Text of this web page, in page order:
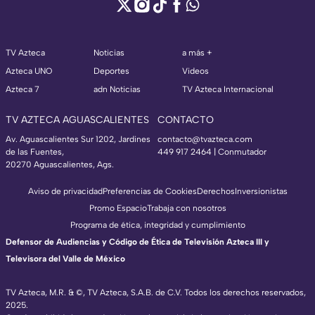
TV Azteca
Azteca UNO
Azteca 7
Noticias
Deportes
adn Noticias
a más +
Videos
TV Azteca Internacional
TV AZTECA AGUASCALIENTES
Av. Aguascalientes Sur 1202, Jardines
de las Fuentes,
20270 Aguascalientes, Ags.
CONTACTO
contacto@tvazteca.com
449 917 2464 | Conmutador
TV Azteca, M.R. & ©, TV Azteca, S.A.B. de C.V. Todos los derechos reservados,
2025.
Aviso de privacidadPreferencias de CookiesDerechosInversionistas
Promo EspacioTrabaja con nosotros
Programa de ética, integridad y cumplimiento
Defensor de Audiencias y Código de Ética de Televisión Azteca III y
Televisora del Valle de México